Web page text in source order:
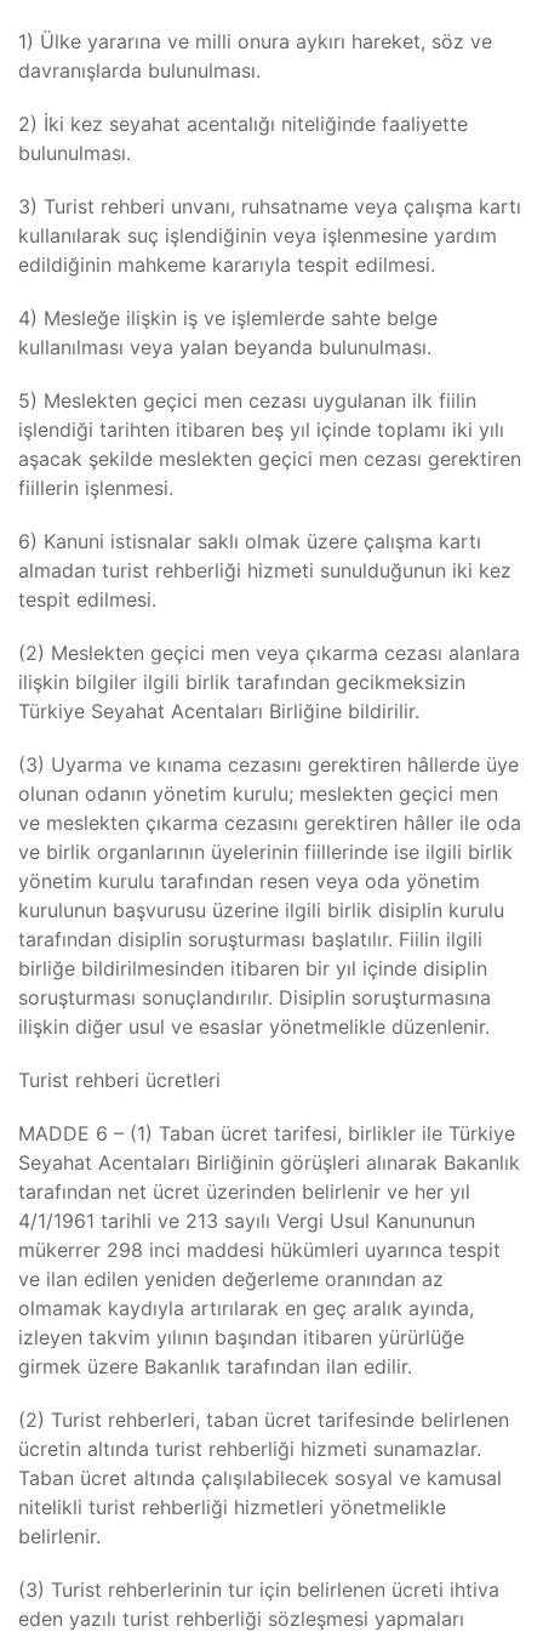
1) Ülke yararına ve milli onura aykırı hareket, söz ve
davranışlarda bulunulması.
2) İki kez seyahat acentalığı niteliğinde faaliyette
bulunulması.
3) Turist rehberi unvanı, ruhsatname veya çalışma kartı
kullanılarak suç işlendiğinin veya işlenmesine yardım
edildiğinin mahkeme kararıyla tespit edilmesi.
4) Mesleğe ilişkin iş ve işlemlerde sahte belge
kullanılması veya yalan beyanda bulunulması.
5) Meslekten geçici men cezası uygulanan ilk fiilin
işlendiği tarihten itibaren beş yıl içinde toplamı iki yılı
aşacak şekilde meslekten geçici men cezası gerektiren
fiillerin işlenmesi.
6) Kanuni istisnalar saklı olmak üzere çalışma kartı
almadan turist rehberliği hizmeti sunulduğunun iki kez
tespit edilmesi.
(2) Meslekten geçici men veya çıkarma cezası alanlara
ilişkin bilgiler ilgili birlik tarafından gecikmeksizin
Türkiye Seyahat Acentaları Birliğine bildirilir.
(3) Uyarma ve kınama cezasını gerektiren hâllerde üye
olunan odanın yönetim kurulu; meslekten geçici men
ve meslekten çıkarma cezasını gerektiren hâller ile oda
ve birlik organlarının üyelerinin fiillerinde ise ilgili birlik
yönetim kurulu tarafından resen veya oda yönetim
kurulunun başvurusu üzerine ilgili birlik disiplin kurulu
tarafından disiplin soruşturması başlatılır. Fiilin ilgili
birliğe bildirilmesinden itibaren bir yıl içinde disiplin
soruşturması sonuçlandırılır. Disiplin soruşturmasına
ilişkin diğer usul ve esaslar yönetmelikle düzenlenir.
Turist rehberi ücretleri
MADDE 6 – (1) Taban ücret tarifesi, birlikler ile Türkiye
Seyahat Acentaları Birliğinin görüşleri alınarak Bakanlık
tarafından net ücret üzerinden belirlenir ve her yıl
4/1/1961 tarihli ve 213 sayılı Vergi Usul Kanununun
mükerrer 298 inci maddesi hükümleri uyarınca tespit
ve ilan edilen yeniden değerleme oranından az
olmamak kaydıyla artırılarak en geç aralık ayında,
izleyen takvim yılının başından itibaren yürürlüğe
girmek üzere Bakanlık tarafından ilan edilir.
(2) Turist rehberleri, taban ücret tarifesinde belirlenen
ücretin altında turist rehberliği hizmeti sunamazlar.
Taban ücret altında çalışılabilecek sosyal ve kamusal
nitelikli turist rehberliği hizmetleri yönetmelikle
belirlenir.
(3) Turist rehberlerinin tur için belirlenen ücreti ihtiva
eden yazılı turist rehberliği sözleşmesi yapmaları